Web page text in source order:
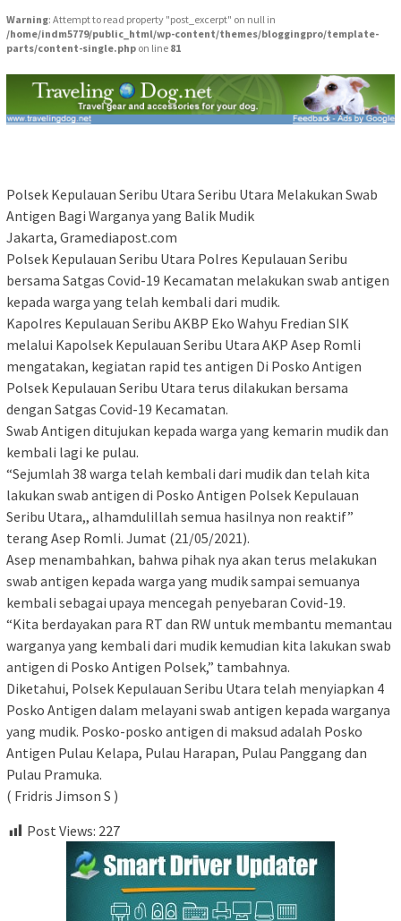
Warning: Attempt to read property "post_excerpt" on null in
/home/indm5779/public_html/wp-content/themes/bloggingpro/template-
parts/content-single.php on line 81
Polsek Kepulauan Seribu Utara Seribu Utara Melakukan Swab
Antigen Bagi Warganya yang Balik Mudik
Jakarta, Gramediapost.com
Polsek Kepulauan Seribu Utara Polres Kepulauan Seribu
bersama Satgas Covid-19 Kecamatan melakukan swab antigen
kepada warga yang telah kembali dari mudik.
Kapolres Kepulauan Seribu AKBP Eko Wahyu Fredian SIK
melalui Kapolsek Kepulauan Seribu Utara AKP Asep Romli
mengatakan, kegiatan rapid tes antigen Di Posko Antigen
Polsek Kepulauan Seribu Utara terus dilakukan bersama
dengan Satgas Covid-19 Kecamatan.
Swab Antigen ditujukan kepada warga yang kemarin mudik dan
kembali lagi ke pulau.
“Sejumlah 38 warga telah kembali dari mudik dan telah kita
lakukan swab antigen di Posko Antigen Polsek Kepulauan
Seribu Utara,, alhamdulillah semua hasilnya non reaktif”
terang Asep Romli. Jumat (21/05/2021).
Asep menambahkan, bahwa pihak nya akan terus melakukan
swab antigen kepada warga yang mudik sampai semuanya
kembali sebagai upaya mencegah penyebaran Covid-19.
“Kita berdayakan para RT dan RW untuk membantu memantau
warganya yang kembali dari mudik kemudian kita lakukan swab
antigen di Posko Antigen Polsek,” tambahnya.
Diketahui, Polsek Kepulauan Seribu Utara telah menyiapkan 4
Posko Antigen dalam melayani swab antigen kepada warganya
yang mudik. Posko-posko antigen di maksud adalah Posko
Antigen Pulau Kelapa, Pulau Harapan, Pulau Panggang dan
Pulau Pramuka.
( Fridris Jimson S )
Post Views: 227